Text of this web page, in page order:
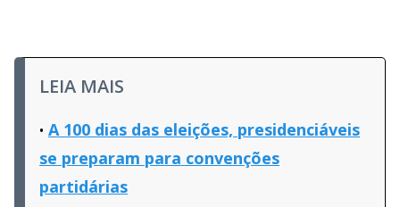
LEIA MAIS
A 100 dias das eleições, presidenciáveis
se preparam para convenções
partidárias